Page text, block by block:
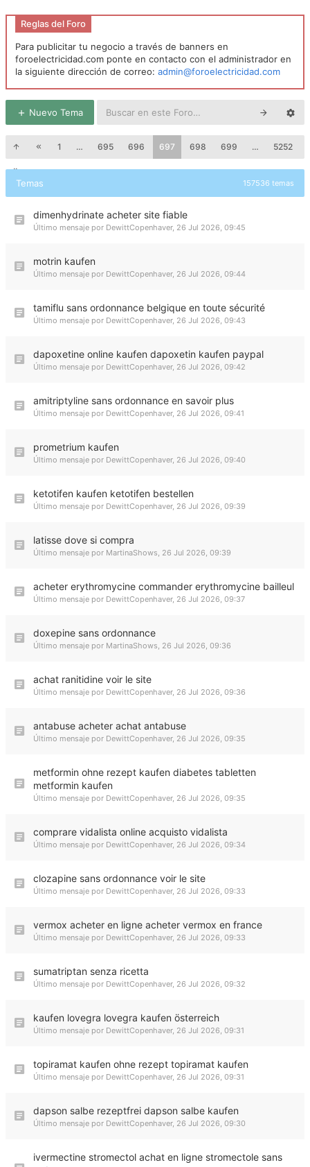
Reglas del Foro
Para publicitar tu negocio a través de banners en
foroelectricidad.com ponte en contacto con el administrador en
la siguiente dirección de correo: admin@foroelectricidad.com
Nuevo Tema
1 … 695 696 697 698 699 … 5252
Temas 157536 temas
dimenhydrinate acheter site fiable
Último mensaje por DewittCopenhaver, 26 Jul 2026, 09:45
motrin kaufen
Último mensaje por DewittCopenhaver, 26 Jul 2026, 09:44
tamiflu sans ordonnance belgique en toute sécurité
Último mensaje por DewittCopenhaver, 26 Jul 2026, 09:43
dapoxetine online kaufen dapoxetin kaufen paypal
Último mensaje por DewittCopenhaver, 26 Jul 2026, 09:42
amitriptyline sans ordonnance en savoir plus
Último mensaje por DewittCopenhaver, 26 Jul 2026, 09:41
prometrium kaufen
Último mensaje por DewittCopenhaver, 26 Jul 2026, 09:40
ketotifen kaufen ketotifen bestellen
Último mensaje por DewittCopenhaver, 26 Jul 2026, 09:39
latisse dove si compra
Último mensaje por MartinaShows, 26 Jul 2026, 09:39
acheter erythromycine commander erythromycine bailleul
Último mensaje por DewittCopenhaver, 26 Jul 2026, 09:37
doxepine sans ordonnance
Último mensaje por MartinaShows, 26 Jul 2026, 09:36
achat ranitidine voir le site
Último mensaje por DewittCopenhaver, 26 Jul 2026, 09:36
antabuse acheter achat antabuse
Último mensaje por DewittCopenhaver, 26 Jul 2026, 09:35
metformin ohne rezept kaufen diabetes tabletten
metformin kaufen
Último mensaje por DewittCopenhaver, 26 Jul 2026, 09:35
comprare vidalista online acquisto vidalista
Último mensaje por DewittCopenhaver, 26 Jul 2026, 09:34
clozapine sans ordonnance voir le site
Último mensaje por DewittCopenhaver, 26 Jul 2026, 09:33
vermox acheter en ligne acheter vermox en france
Último mensaje por DewittCopenhaver, 26 Jul 2026, 09:33
sumatriptan senza ricetta
Último mensaje por DewittCopenhaver, 26 Jul 2026, 09:32
kaufen lovegra lovegra kaufen österreich
Último mensaje por DewittCopenhaver, 26 Jul 2026, 09:31
topiramat kaufen ohne rezept topiramat kaufen
Último mensaje por DewittCopenhaver, 26 Jul 2026, 09:31
dapson salbe rezeptfrei dapson salbe kaufen
Último mensaje por DewittCopenhaver, 26 Jul 2026, 09:30
ivermectine stromectol achat en ligne stromectole sans